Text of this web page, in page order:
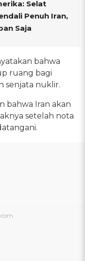
Selat
Penuh Iran,
Saja
bahwa
ruang bagi
senjata nuklir.
bahwa Iran akan
setelah nota